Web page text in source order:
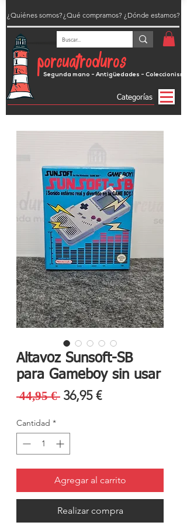
porcuatroduros
Segunda mano - Antigüedades - Coleccionismo
¿Dónde estamos?
¿Quiénes somos?
Categorías
¿Qué compramos?
Altavoz Sunsoft-SB
para Gameboy sin usar
44,95 € Precio
36,95 €Precio
Cantidad *
Agregar al carrito
Realizar compra